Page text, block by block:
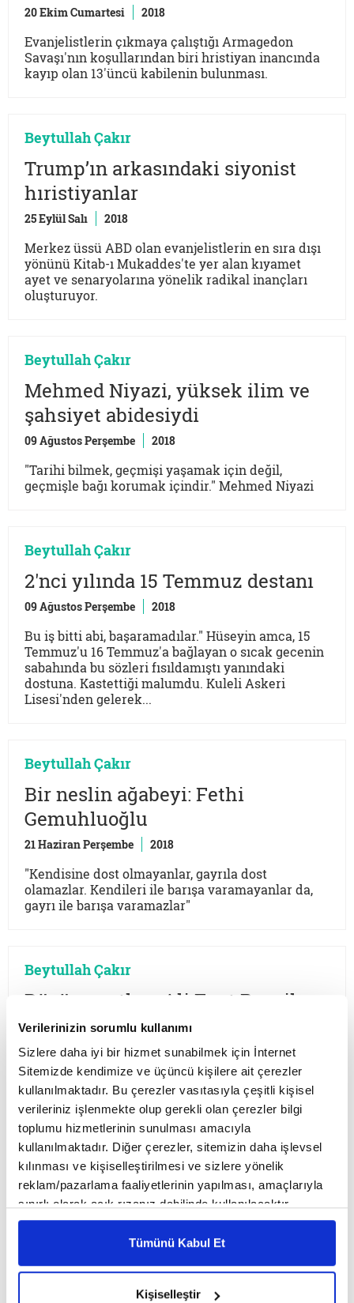
Verilerinizin sorumlu kullanımı
Sizlere daha iyi bir hizmet sunabilmek için İnternet
Sitemizde kendimize ve üçüncü kişilere ait çerezler
kullanılmaktadır. Bu çerezler vasıtasıyla çeşitli kişisel
verileriniz işlenmekte olup gerekli olan çerezler bilgi
toplumu hizmetlerinin sunulması amacıyla
kullanılmaktadır. Diğer çerezler, sitemizin daha işlevsel
kılınması ve kişiselleştirilmesi ve sizlere yönelik
reklam/pazarlama faaliyetlerinin yapılması, amaçlarıyla
sınırlı olarak açık rızanız dahilinde kullanılacaktır.
Çerezlere ilişkin tercihlerinizi çerez paneli vasıtasıyla
belirleyebilirsiniz. Çerezlere ilişkin detaylı bilgi için
Ayarlar butonuna tıklayabilir,
6698 sayılı Kişisel Verilerin Korunması Kanunu uyarınca
Tümünü Kabul Et
Kişiselleştir
20 Ekim Cumartesi 2018
Evanjelistlerin çıkmaya çalıştığı Armagedon
Savaşı'nın koşullarından biri hristiyan inancında
kayıp olan 13'üncü kabilenin bulunması.
Beytullah Çakır
Trump’ın arkasındaki siyonist
hıristiyanlar
25 Eylül Salı 2018
Merkez üssü ABD olan evanjelistlerin en sıra dışı
yönünü Kitab-ı Mukaddes'te yer alan kıyamet
ayet ve senaryolarına yönelik radikal inançları
oluşturuyor.
Beytullah Çakır
Mehmed Niyazi, yüksek ilim ve
şahsiyet abidesiydi
09 Ağustos Perşembe 2018
"Tarihi bilmek, geçmişi yaşamak için değil,
geçmişle bağı korumak içindir." Mehmed Niyazi
Beytullah Çakır
2'nci yılında 15 Temmuz destanı
09 Ağustos Perşembe 2018
Bu iş bitti abi, başaramadılar." Hüseyin amca, 15
Temmuz'u 16 Temmuz'a bağlayan o sıcak gecenin
sabahında bu sözleri fısıldamıştı yanındaki
dostuna. Kastettiği malumdu. Kuleli Askeri
Lisesi'nden gelerek...
Beytullah Çakır
Bir neslin ağabeyi: Fethi
Gemuhluoğlu
21 Haziran Perşembe 2018
"Kendisine dost olmayanlar, gayrıla dost
olamazlar. Kendileri ile barışa varamayanlar da,
gayrı ile barışa varamazlar"
Beytullah Çakır
Düşünce atlası Ali Fuat Başgil
16 Mayıs Çarşamba 2018
Darbeci askerler cumhurbaşkanlığı adaylığından
çekilmesi için Ali Fuat Başgil'i tehdit ettiklerinde
hocadan şu cevabı almışlardı; ''Paşalar! Ben
Kafkas cephesinde dört sene harp gördüm. Harp
içinde olan insanın ölüm aklına gelmez. Şu anda
da bir harp içindeyim.''
Beytullah Çakır
Batı kendini İslam karşıtlığıyla